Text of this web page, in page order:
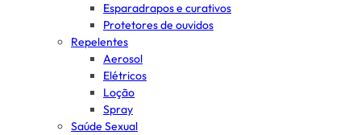
Esparadrapos e curativos
Protetores de ouvidos
Repelentes
Aerosol
Elétricos
Loção
Spray
Saúde Sexual